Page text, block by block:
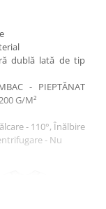
dublă lată de tip
- PIEPTĂNAT
G/M²
- 110°, Înălbire
- Nu